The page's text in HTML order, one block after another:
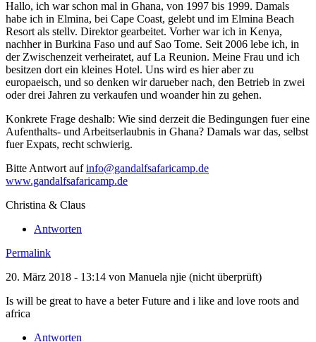
Hallo, ich war schon mal in Ghana, von 1997 bis 1999. Damals
habe ich in Elmina, bei Cape Coast, gelebt und im Elmina Beach
Resort als stellv. Direktor gearbeitet. Vorher war ich in Kenya,
nachher in Burkina Faso und auf Sao Tome. Seit 2006 lebe ich, in
der Zwischenzeit verheiratet, auf La Reunion. Meine Frau und ich
besitzen dort ein kleines Hotel. Uns wird es hier aber zu
europaeisch, und so denken wir darueber nach, den Betrieb in zwei
oder drei Jahren zu verkaufen und woander hin zu gehen.
Konkrete Frage deshalb: Wie sind derzeit die Bedingungen fuer eine
Aufenthalts- und Arbeitserlaubnis in Ghana? Damals war das, selbst
fuer Expats, recht schwierig.
Bitte Antwort aufinfo@gandalfsafaricamp.de
www.gandalfsafaricamp.de
Christina & Claus
Antworten
Permalink
20. März 2018 - 13:14 von Manuela njie (nicht überprüft)
Is will be great to have a beter Future and i like and love roots and
africa
Antworten